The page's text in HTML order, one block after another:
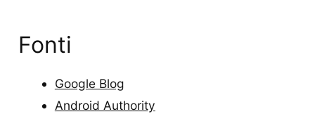
Fonti
Google Blog
Android Authority